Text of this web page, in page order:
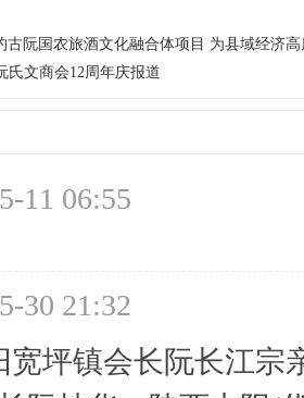
古阮国农旅酒文化融合体项目 为县域经济
氏文商会12周年庆报道
11 06:55
30 21:32
宽坪镇会长阮长江宗